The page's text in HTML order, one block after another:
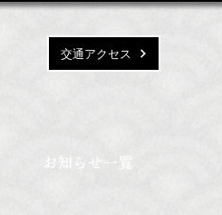
交通アクセス
お知らせ一覧